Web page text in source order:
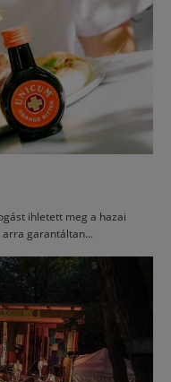
ihletett meg a hazai
garantáltan...